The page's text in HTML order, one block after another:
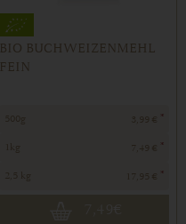
BIO BUCHWEIZENMEHL
FEIN
500g 3,99 € *
1kg 7,49 € *
2,5 kg 17,95 € *